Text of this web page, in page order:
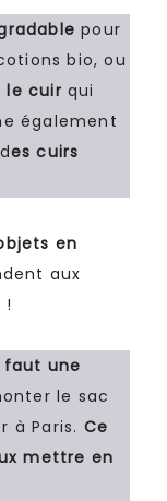
pour
bio, ou
le cuir qui
également
es cuirs
en
aux
!
faut une
le sac
à Paris. Ce
mettre en